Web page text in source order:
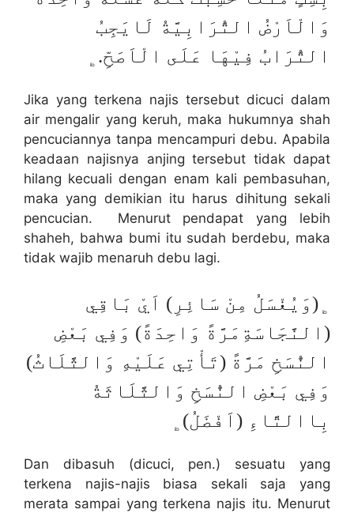
وَالْاَرْضُ التُّرَابِيَّةُ لَايَجِبُ
التُّرَابُ فِيْهَا عَلَى الْاَصَحِّ.﯁
Jika yang terkena najis tersebut dicuci dalam
air mengalir yang keruh, maka hukumnya shah
pencuciannya tanpa mencampuri debu. Apabila
keadaan najisnya anjing tersebut tidak dapat
hilang kecuali dengan enam kali pembasuhan,
maka yang demikian itu harus dihitung sekali
pencucian. Menurut pendapat yang lebih
shaheh, bahwa bumi itu sudah berdebu, maka
tidak wajib menaruh debu lagi.
﯁(وَيُغْسَلُ مِنْ سَائِرِ) اَيْ بَاقِي
(النَّجَاسَةِمَرَّةً وَاحِدَةً) وَفِي بَعْضِ
النُّسَخِ مَرَّةً (تَأْتِي عَلَيْهِ وَالثَّلَاثُ)
وَفِي بَعْضِ النُّسَخِ وَالثَّلَاثَةُ
بِاالتَّاءِ (اَفْضَلُ)﯁
Dan dibasuh (dicuci, pen.) sesuatu yang
terkena najis-najis biasa sekali saja yang
merata sampai yang terkena najis itu. Menurut